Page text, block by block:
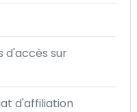
d'accès sur
d'affiliation